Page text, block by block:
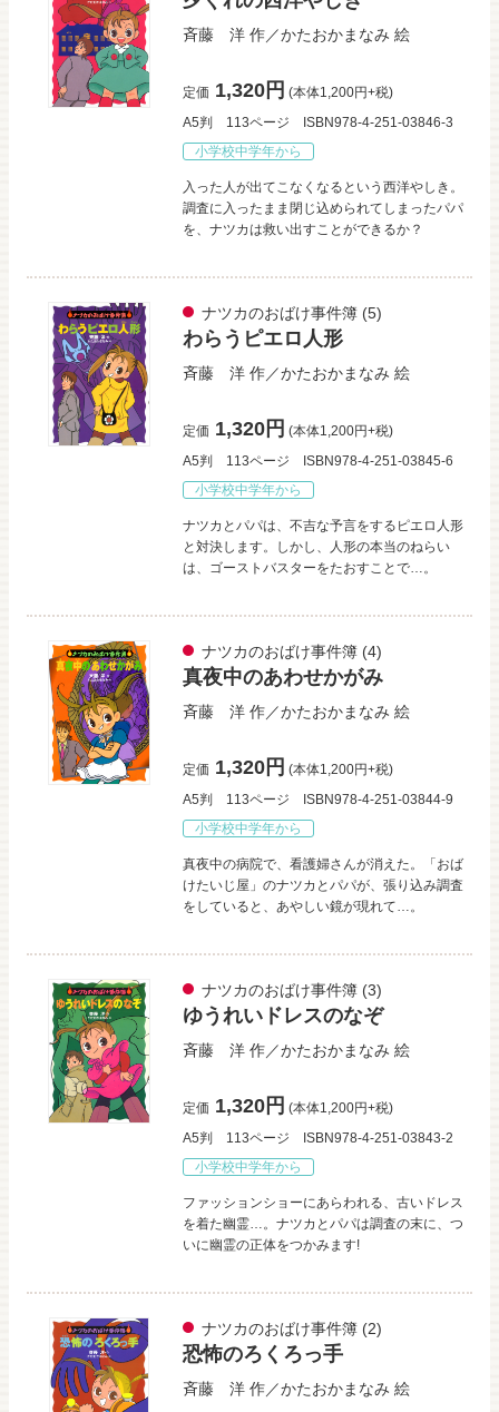
斉藤 洋 作／かたおかまなみ 絵
定価 1,320円 (本体1,200円+税)
A5判
113ページ
ISBN978-4-251-03846-3
小学校中学年から
入った人が出てこなくなるという西洋やしき。
調査に入ったまま閉じ込められてしまったパパ
を、ナツカは救い出すことができるか？
ナツカのおばけ事件簿(5)
わらうピエロ人形
斉藤 洋 作／かたおかまなみ 絵
定価 1,320円 (本体1,200円+税)
A5判
113ページ
ISBN978-4-251-03845-6
小学校中学年から
ナツカとパパは、不吉な予言をするピエロ人形
と対決します。しかし、人形の本当のねらい
は、ゴーストバスターをたおすことで…。
ナツカのおばけ事件簿(4)
真夜中のあわせかがみ
斉藤 洋 作／かたおかまなみ 絵
定価 1,320円 (本体1,200円+税)
A5判
113ページ
ISBN978-4-251-03844-9
小学校中学年から
真夜中の病院で、看護婦さんが消えた。「おば
けたいじ屋」のナツカとパパが、張り込み調査
をしていると、あやしい鏡が現れて…。
ナツカのおばけ事件簿(3)
ゆうれいドレスのなぞ
斉藤 洋 作／かたおかまなみ 絵
定価 1,320円 (本体1,200円+税)
A5判
113ページ
ISBN978-4-251-03843-2
小学校中学年から
ファッションショーにあらわれる、古いドレス
を着た幽霊…。ナツカとパパは調査の末に、つ
いに幽霊の正体をつかみます!
ナツカのおばけ事件簿(2)
恐怖のろくろっ手
斉藤 洋 作／かたおかまなみ 絵